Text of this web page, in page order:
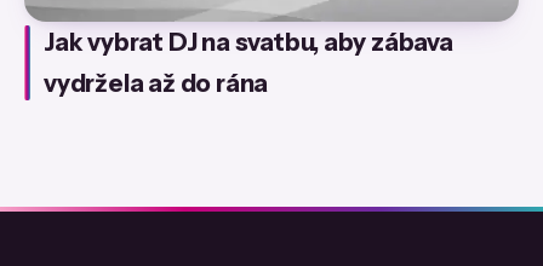
Jak vybrat DJ na svatbu, aby zábava
vydržela až do rána